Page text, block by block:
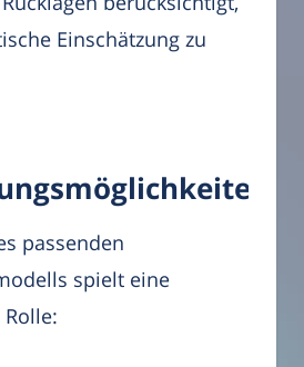
Einschätzung zu
passenden
spielt eine